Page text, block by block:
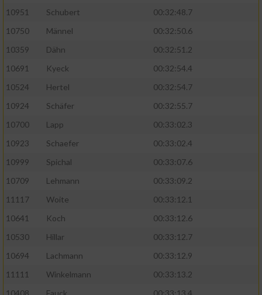
10951
Schubert
00:32:48.7
10750
Männel
00:32:50.6
10359
Dähn
00:32:51.2
10691
Kyeck
00:32:54.4
10524
Hertel
00:32:54.7
10924
Schäfer
00:32:55.7
10700
Lapp
00:33:02.3
10923
Schaefer
00:33:02.4
10999
Spichal
00:33:07.6
10709
Lehmann
00:33:09.2
11117
Woite
00:33:12.1
10641
Koch
00:33:12.6
10530
Hillar
00:33:12.7
10694
Lachmann
00:33:12.9
11111
Winkelmann
00:33:13.2
Verwendung reduzierter Daten zur Auswahl
Verwendung genauer Standortdaten
Informationen identifizieren
Nicht-IAB-Verarbeitungszwecke:
Funktional
Werbung